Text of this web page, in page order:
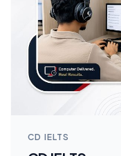
CD IELTS